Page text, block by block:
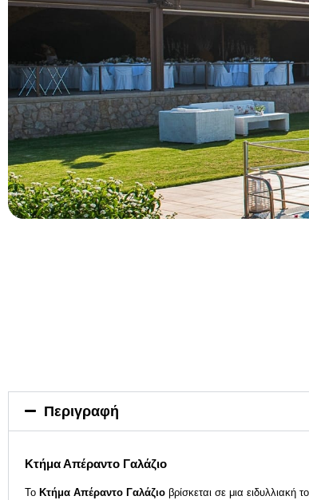
Περιγραφή
Κτήμα Απέραντο Γαλάζιο
Το Κτήμα Απέραντο Γαλάζιο βρίσκεται σε μια